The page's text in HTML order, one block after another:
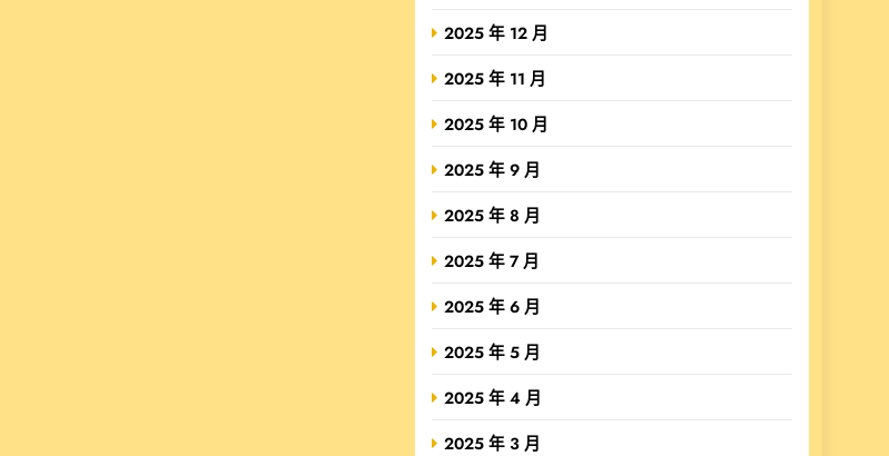
2025 年 12 月
2025 年 11 月
2025 年 10 月
2025 年 9 月
2025 年 8 月
2025 年 7 月
2025 年 6 月
2025 年 5 月
2025 年 4 月
2025 年 3 月